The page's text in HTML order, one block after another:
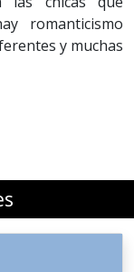
romanticismo
y muchas